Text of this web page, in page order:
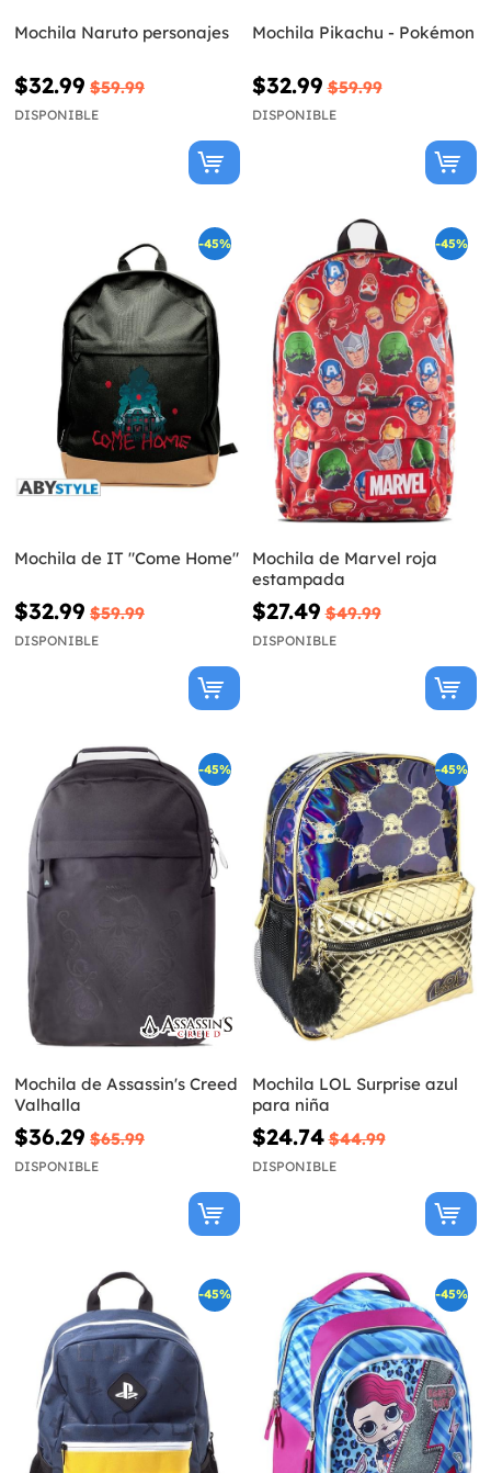
Mochila Naruto personajes
$32.99 $59.99
DISPONIBLE
Mochila Pikachu - Pokémon
$32.99 $59.99
DISPONIBLE
-45%
Mochila de IT "Come Home"
$32.99 $59.99
DISPONIBLE
-45%
Mochila de Marvel roja
estampada
$27.49 $49.99
DISPONIBLE
-45%
Mochila de Assassin's Creed
Valhalla
$36.29 $65.99
DISPONIBLE
-45%
Mochila LOL Surprise azul
para niña
$24.74 $44.99
DISPONIBLE
-45% -45%